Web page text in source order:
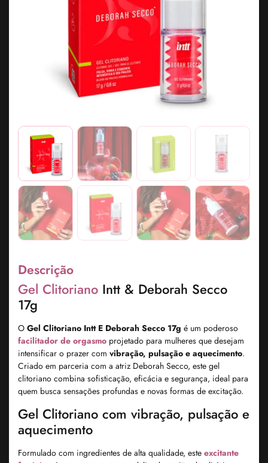
Descrição
Gel Clitoriano Intt & Deborah Secco
17g
O Gel Clitoriano Intt E Deborah Secco 17g é um poderoso
facilitador de orgasmo projetado para mulheres que desejam
intensificar o prazer com vibração, pulsação e aquecimento.
Criado em parceria com a atriz Deborah Secco, este gel
clitoriano combina sofisticação, eficácia e segurança, ideal para
quem busca sensações profundas e novas formas de excitação.
Gel Clitoriano com vibração, pulsação e
aquecimento
Formulado com ingredientes de alta qualidade, este excitante